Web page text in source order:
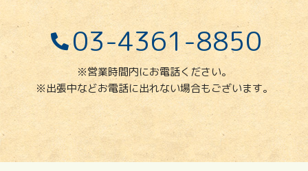
03-4361-8850
※営業時間内にお電話ください。
※出張中などお電話に出れない場合もございます。